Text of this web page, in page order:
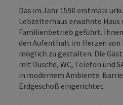
Das im Jahr 1590 erstmals
Lebzelterhaus erwähnte Haus
Familienbetrieb geführt.
den Aufenthalt im Herzen von
möglich zu gestalten. Die
mit Dusche, WC, Telefon und
in modernem Ambiente.
Erdgeschoß eingerichtet.